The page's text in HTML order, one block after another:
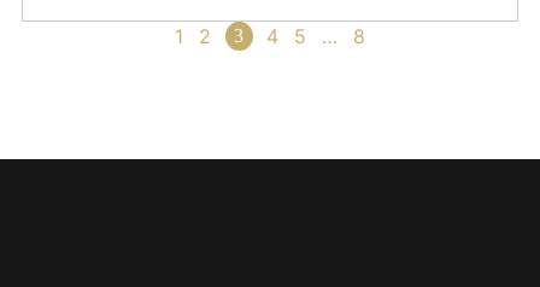
каждый из них работает лучше всего. Ниже разберём
ключевые размеры, особенности их применения и
1 2 3 4 5 … 8